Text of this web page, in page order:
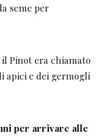
seme per
Pinot era chiamato
apici e dei germogli
per arrivare alle